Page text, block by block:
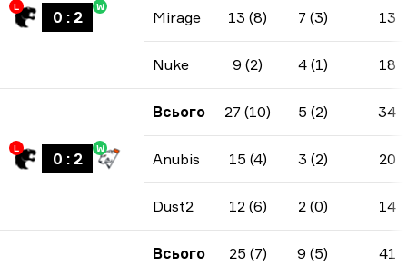
L
0 : 2
W
Mirage 13 (8) 7 (3) 13
Nuke 9 (2) 4 (1) 18
L
0 : 2
W
Всього 27 (10) 5 (2) 34
Anubis 15 (4) 3 (2) 20
Dust2 12 (6) 2 (0) 14
Всього 25 (7) 9 (5) 41